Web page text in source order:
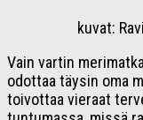
kuvat:
Vain vartin
odottaa täysin oma
toivottaa vieraat